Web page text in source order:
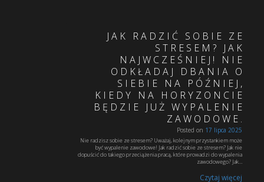
JAK RADZIĆ SOBIE ZE
STRESEM? JAK
NAJWCZEŚNIEJ! NIE
ODKŁADAJ DBANIA O
SIEBIE NA PÓŹNIEJ,
KIEDY NA HORYZONCIE
BĘDZIE JUŻ WYPALENIE
ZAWODOWE.
Posted on 17 lipca 2025
Nie radzisz sobie ze stresem? Uważaj, kolejnym przystankiem może
być wypalenie zawodowe! Jak radzić sobie ze stresem? Jak nie
dopuścić do takiego przeciążenia pracą, które prowadzi do wypalenia
zawodowego? Jak…
Czytaj więcej